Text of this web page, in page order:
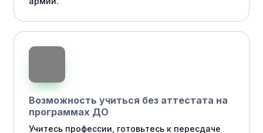
Возможность учиться без аттестата на
программах ДО
Учитесь профессии, готовьтесь к пересдаче